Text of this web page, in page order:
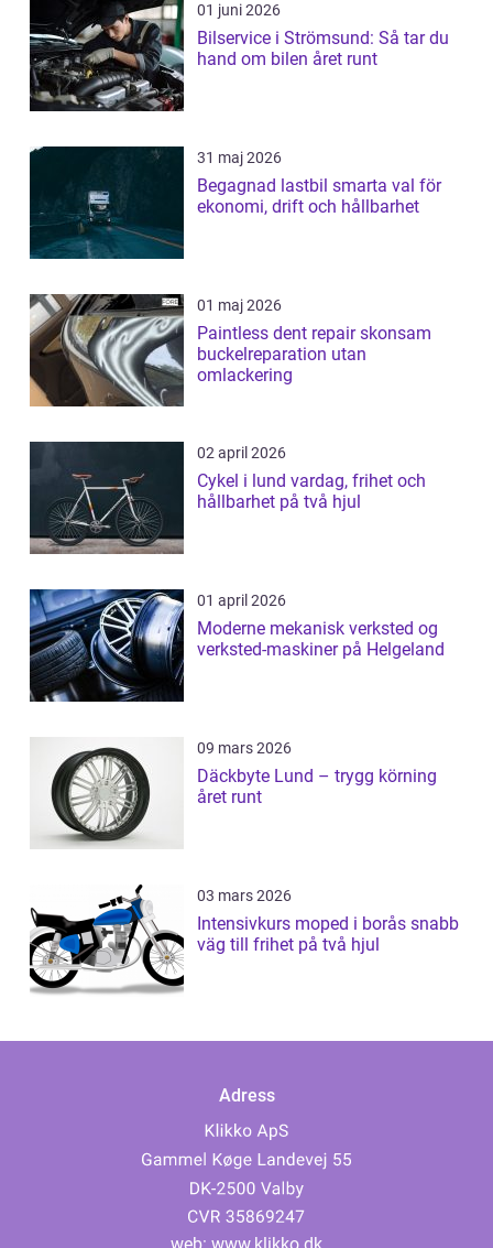
01 juni 2026
Bilservice i Strömsund: Så tar du
hand om bilen året runt
31 maj 2026
Begagnad lastbil smarta val för
ekonomi, drift och hållbarhet
01 maj 2026
Paintless dent repair skonsam
buckelreparation utan
omlackering
02 april 2026
Cykel i lund vardag, frihet och
hållbarhet på två hjul
01 april 2026
Moderne mekanisk verksted og
verksted-maskiner på Helgeland
09 mars 2026
Däckbyte Lund – trygg körning
året runt
03 mars 2026
Intensivkurs moped i borås snabb
väg till frihet på två hjul
Adress